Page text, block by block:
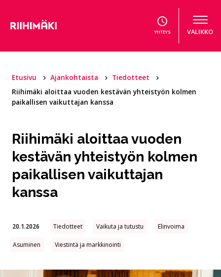
YHTEYS VALIKKO
Etusivu Ajankohtaista
Tiedotteet
Riihimäki aloittaa vuoden kestävän yhteistyön kolmen
paikallisen vaikuttajan kanssa
Riihimäki aloittaa vuoden
kestävän yhteistyön kolmen
paikallisen vaikuttajan
kanssa
20.1.2026 Tiedotteet Vaikuta ja tutustu Elinvoima
Asuminen Viestintä ja markkinointi